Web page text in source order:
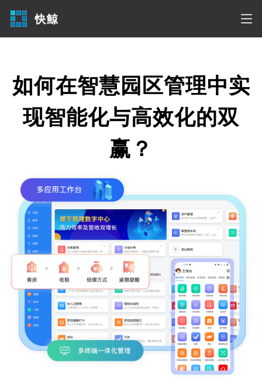
如何在智慧园区管理中实
现智能化与高效化的双
赢？